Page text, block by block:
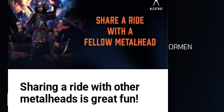
MOBILITEIT
LONE WOLVES
PLATTEGROND
DEATH RIDE
WAARDEN EN NORMEN
HISTORIEK